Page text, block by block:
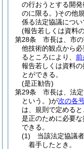
の行おうとする開発
のに限る。)その他
係る法定協議につい
(報告若しくは資料
第28条
市長は、市
他技術的観点から
るところにより、 前
報告若しくは資料
とができる。
(是正勧告)
第29条
市長は、法
という。)が次の各
は、規則で定める
是正のために必要
できる。
(1)
当該法定協議
着手したとき。